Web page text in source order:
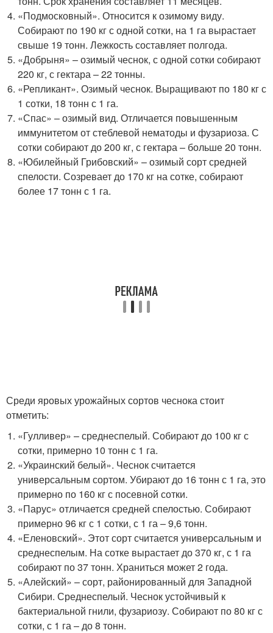
«Подмосковный». Относится к озимому виду.
Собирают по 190 кг с одной сотки, на 1 га вырастает
свыше 19 тонн. Лежкость составляет полгода.
«Добрыня» – озимый чеснок, с одной сотки собирают
220 кг, с гектара – 22 тонны.
«Репликант». Озимый чеснок. Выращивают по 180 кг с
1 сотки, 18 тонн с 1 га.
«Спас» – озимый вид. Отличается повышенным
иммунитетом от стеблевой нематоды и фузариоза. С
сотки собирают до 200 кг, с гектара – больше 20 тонн.
«Юбилейный Грибовский» – озимый сорт средней
спелости. Созревает до 170 кг на сотке, собирают
более 17 тонн с 1 га.
Среди яровых урожайных сортов чеснока стоит
отметить:
«Гулливер» – среднеспелый. Собирают до 100 кг с
сотки, примерно 10 тонн с 1 га.
«Украинский белый». Чеснок считается
универсальным сортом. Убирают до 16 тонн с 1 га, это
примерно по 160 кг с посевной сотки.
«Парус» отличается средней спелостью. Собирают
примерно 96 кг с 1 сотки, с 1 га – 9,6 тонн.
«Еленовский». Этот сорт считается универсальным и
среднеспелым. На сотке вырастает до 370 кг, с 1 га
собирают по 37 тонн. Храниться может 2 года.
«Алейский» – сорт, районированный для Западной
Сибири. Среднеспелый. Чеснок устойчивый к
бактериальной гнили, фузариозу. Собирают по 80 кг с
сотки, с 1 га – до 8 тонн.